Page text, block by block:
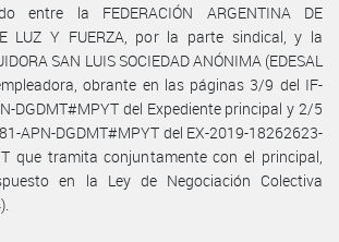
entre la FEDERACIÓN ARGENTINA DE
LUZ Y FUERZA, por la parte sindical, y la
SAN LUIS SOCIEDAD ANÓNIMA (EDESAL
obrante en las páginas 3/9 del IF-
DGDMT#MPYT del Expediente principal y 2/5
APN-DGDMT#MPYT del EX-2019-18262623-
que tramita conjuntamente con el principal,
en la Ley de Negociación Colectiva